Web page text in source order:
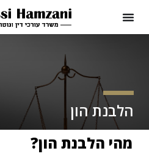
הלבנת הון
מהי הלבנת הון?